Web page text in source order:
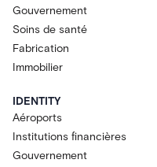
Gouvernement
Soins de santé
Fabrication
Immobilier
IDENTITY
Aéroports
Institutions financières
Gouvernement